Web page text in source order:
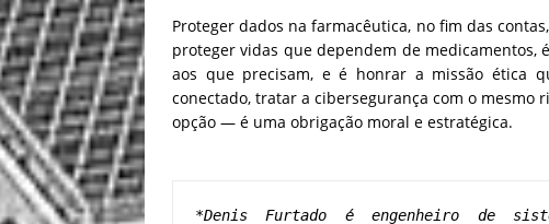
Proteger dados na farmacêutica, no fim das
proteger vidas que dependem de
aos que precisam, e é honrar a missão ética
conectado, tratar a cibersegurança com o mesmo
opção — é uma obrigação moral e estratégica.
*Denis Furtado é engenheiro de